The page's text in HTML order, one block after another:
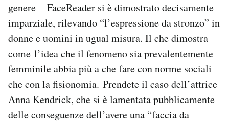
genere – FaceReader si è dimostrato decisamente
imparziale, rilevando “l’espressione da stronzo” in
donne e uomini in ugual misura. Il che dimostra
come l’idea che il fenomeno sia prevalentemente
femminile abbia più a che fare con norme sociali
che con la fisionomia. Prendete il caso dell’attrice
Anna Kendrick, che si è lamentata pubblicamente
delle conseguenze dell’avere una “faccia da